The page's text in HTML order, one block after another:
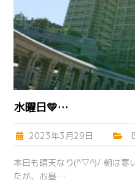
水曜日💛…
2023年3月29日
本日も晴天なり(^▽^)/ 朝は寒
たが、お昼…